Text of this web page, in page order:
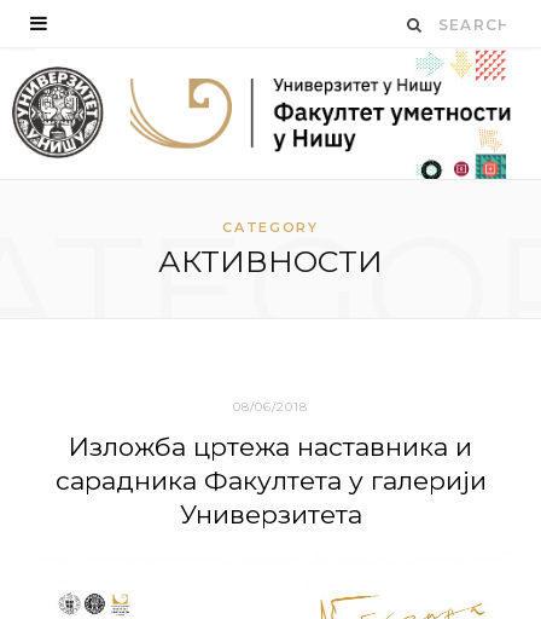
CATEGORY
АКТИВНОСТИ
08/06/2018
Излoжбa цртeжa нaстaвникa и
сaрaдникa Фaкултeтa у галерији
Унивeрзитeта